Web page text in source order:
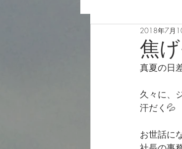
焦
2018年7月
真夏の日
久々に、
汗だく💦
お世話に